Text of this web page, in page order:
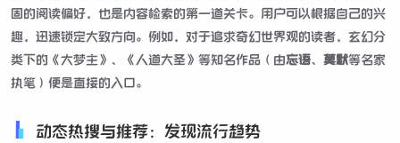
固的阅读偏好，也是内容检索的第一道关卡。用户可以根据自己的兴
趣，迅速锁定大致方向。例如，对于追求奇幻世界观的读者，玄幻分
类下的《大梦主》、《人道大圣》等知名作品（由忘语、 莫默等名家
执笔）便是直接的入口。
动态热搜与推荐：发现流行趋势